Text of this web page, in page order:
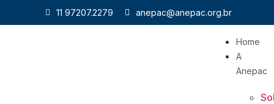
11 97207.2279 anepac@anepac.org.br
Home
A
Anepac